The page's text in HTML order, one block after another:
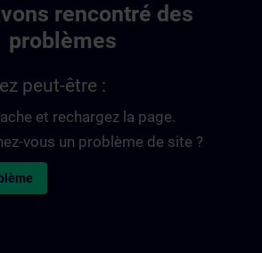
rencontré des
problèmes
peut-être :
et rechargez la page.
vous un problème de site ?